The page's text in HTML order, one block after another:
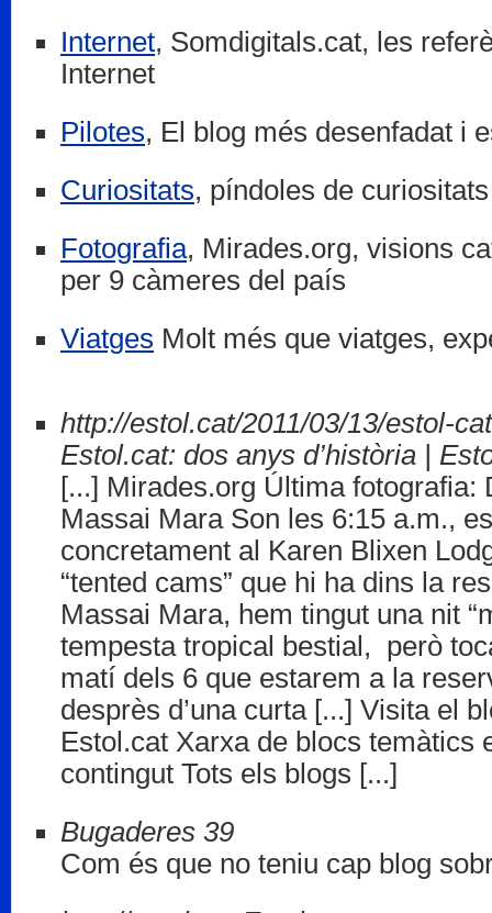
Internet, Somdigitals.cat, les
Internet
Pilotes, El blog més desenfadat i
Curiositats, píndoles de
Fotografia, Mirades.org, visions
per 9 càmeres del país
Viatges Molt més que viatges,
http://estol.cat/2011/03/13/estol-
Estol.cat: dos anys d’història |
[...] Mirades.org Última fotografia:
Massai Mara Son les 6:15 a.m.,
concretament al Karen Blixen
“tented cams” que hi ha dins la
Massai Mara, hem tingut una nit
tempesta tropical bestial, però
matí dels 6 que estarem a la
desprès d’una curta [...] Visita el
Estol.cat Xarxa de blocs temàtics
contingut Tots els blogs [...]
Bugaderes 39
Com és que no teniu cap blog